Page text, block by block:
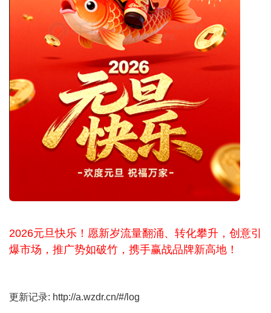
2026元旦快乐！愿新岁流量翻涌、转化攀升，创意引
爆市场，推广势如破竹，携手赢战品牌新高地！
更新记录: http://a.wzdr.cn/#/log